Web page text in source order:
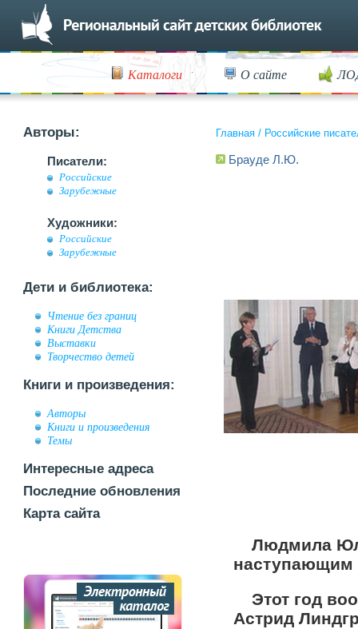
Каталоги О сайте
Авторы:
Писатели:
Российские
Зарубежные
Художники:
Российские
Зарубежные
Дети и библиотека:
Чтение без границ
Книги Детства
Выставки
Творчество детей
Книги и произведения:
Авторы
Книги и произведения
Темы
Интересные адреса
Последние обновления
Карта сайта
Главная / Российские
Брауде Л.Ю.
Людмила
Этот год
Астрид